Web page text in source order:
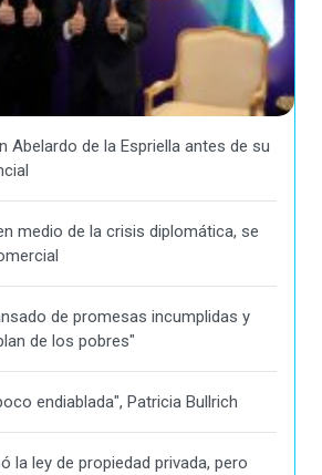
Abelardo de la Espriella antes de su
medio de la crisis diplomática, se
de promesas incumplidas y
de los pobres"
endiablada", Patricia Bullrich
la ley de propiedad privada, pero